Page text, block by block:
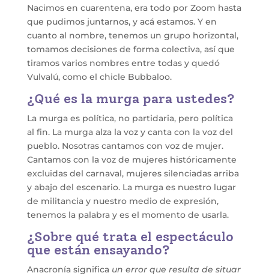
Nacimos en cuarentena, era todo por Zoom hasta
que pudimos juntarnos, y acá estamos. Y en
cuanto al nombre, tenemos un grupo horizontal,
tomamos decisiones de forma colectiva, así que
tiramos varios nombres entre todas y quedó
Vulvalú, como el chicle Bubbaloo.
¿Qué es la murga para ustedes?
La murga es política, no partidaria, pero política
al fin. La murga alza la voz y canta con la voz del
pueblo. Nosotras cantamos con voz de mujer.
Cantamos con la voz de mujeres históricamente
excluidas del carnaval, mujeres silenciadas arriba
y abajo del escenario. La murga es nuestro lugar
de militancia y nuestro medio de expresión,
tenemos la palabra y es el momento de usarla.
¿Sobre qué trata el espectáculo
que están ensayando?
Anacronía significa un error que resulta de situar